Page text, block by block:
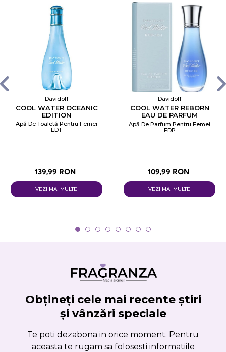
Davidoff
COOL WATER OCEANIC
EDITION
Apă De Toaletă Pentru Femei
EDT
139,99 RON
VEZI MAI MULTE
Davidoff
COOL WATER REBORN
EAU DE PARFUM
INTENSE
Apă De Parfum Pentru Femei
EDP
109,99 RON
VEZI MAI MULTE
Obțineți cele mai recente știri
și vânzări speciale
Te poti dezabona in orice moment. Pentru
aceasta te rugam sa folosesti informatiile